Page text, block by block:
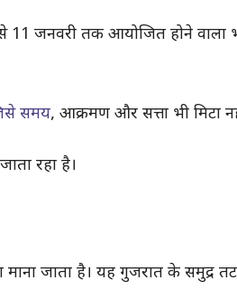
जनवरी तक आयोजित होने वाला
समय, आक्रमण और सत्ता भी मिटा
रहा है।
जाता है। यह गुजरात के समुद्र